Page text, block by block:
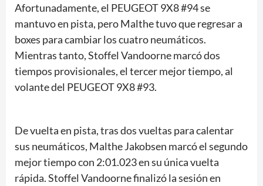
Afortunadamente, el PEUGEOT 9X8 #94 se
mantuvo en pista, pero Malthe tuvo que regresar a
boxes para cambiar los cuatro neumáticos.
Mientras tanto, Stoffel Vandoorne marcó dos
tiempos provisionales, el tercer mejor tiempo, al
volante del PEUGEOT 9X8 #93.
De vuelta en pista, tras dos vueltas para calentar
sus neumáticos, Malthe Jakobsen marcó el segundo
mejor tiempo con 2:01.023 en su única vuelta
rápida. Stoffel Vandoorne finalizó la sesión en